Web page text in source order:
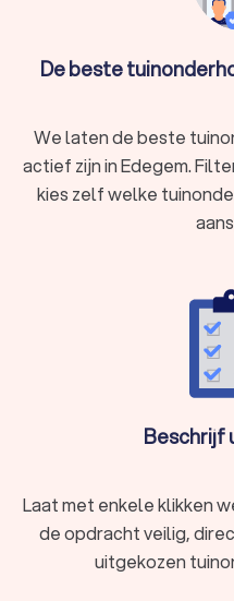
gevonden. De tuiniers in
ook kiest, via Trustlocal
tuiniers vergelijken en de
De beste
We laten de beste
actief zijn in Edegem.
kies zelf welke
Beschrijf
Laat met enkele klikken
de opdracht veilig,
uitgekozen